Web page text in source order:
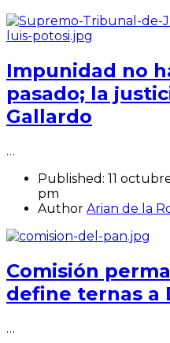
Impunidad no
pasado; la
Gallardo
…
Published: 11
pm
Author Arian de la
Comisión
define ternas a
…